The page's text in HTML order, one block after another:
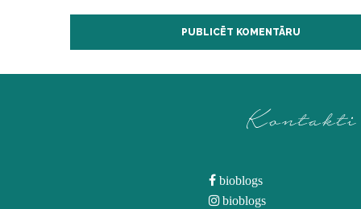
Kontakti
bioblogs
bioblogs